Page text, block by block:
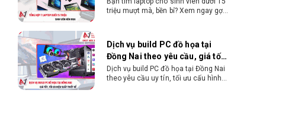
triệu mượt mà, bền bỉ? Xem ngay gợi
Dịch vụ build PC đồ họa tại
Đồng Nai theo yêu cầu, giá tốt,
uy tín
Dịch vụ build PC đồ họa tại Đồng Nai
theo yêu cầu uy tín, tối ưu cấu hình